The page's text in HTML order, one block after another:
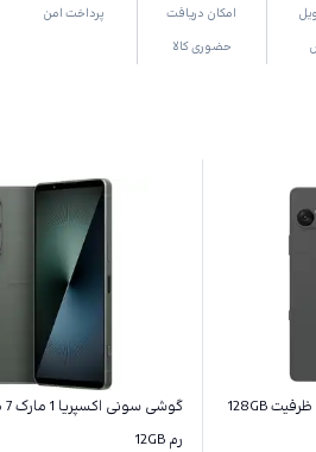
امکان دریافت
حضوری کالا
پرداخت امن
گوشی سونی اکسپریا 10 مارک 7 ظرفیت 128GB
رم 12GB